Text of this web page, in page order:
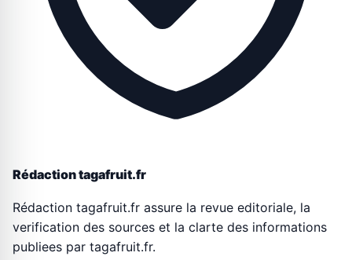
Rédaction tagafruit.fr
Rédaction tagafruit.fr assure la revue editoriale, la
verification des sources et la clarte des informations
publiees par tagafruit.fr.